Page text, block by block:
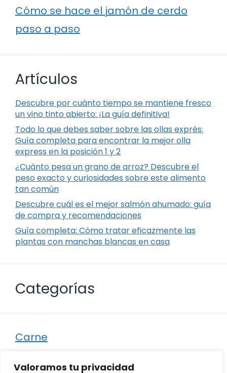
Valoramos tu privacidad
Cómo se hace el jamón de cerdo
paso a paso
Artículos
Descubre por cuánto tiempo se mantiene fresco
un vino tinto abierto: ¡La guía definitiva!
Todo lo que debes saber sobre las ollas exprés:
Guía completa para encontrar la mejor olla
express en la posición 1 y 2
¿Cuánto pesa un grano de arroz? Descubre el
peso exacto y curiosidades sobre este alimento
tan común
Descubre cuál es el mejor salmón ahumado: guía
de compra y recomendaciones
Guía completa: Cómo tratar eficazmente las
plantas con manchas blancas en casa
Categorías
Carne